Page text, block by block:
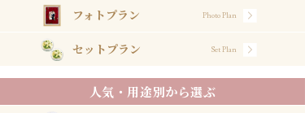
フォトプラン Photo Plan
セットプラン Set Plan
人気・用途別から選ぶ